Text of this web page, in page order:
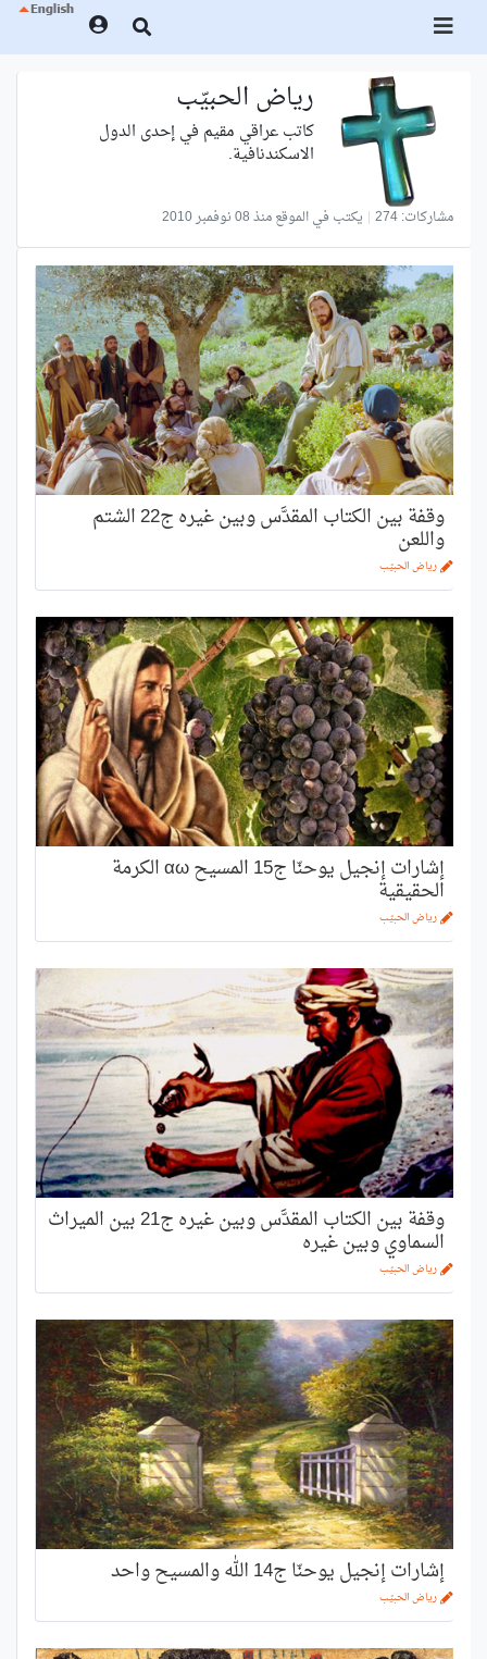
رياض الحبيّب
كاتب عراقي مقيم في إحدى الدول
الاسكندنافية.
مشاركات: 274 | يكتب في الموقع منذ 08 نوفمبر 2010
وقفة بين الكتاب المقدَّس وبين غيره ج22 الشتم
واللعن
رياض الحبيّب
إشارات إنجيل يوحنّا ج15 المسيح αω الكرمة
الحقيقية
رياض الحبيّب
وقفة بين الكتاب المقدَّس وبين غيره ج21 بين الميراث
السماوي وبين غيره
رياض الحبيّب
إشارات إنجيل يوحنّا ج14 الله والمسيح واحد
رياض الحبيّب